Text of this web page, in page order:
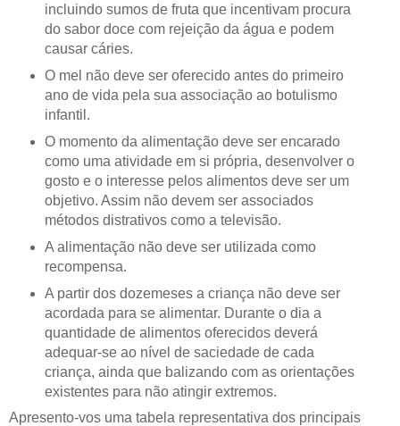
incluindo sumos de fruta que incentivam procura
do sabor doce com rejeição da água e podem
causar cáries.
O mel não deve ser oferecido antes do primeiro
ano de vida pela sua associação ao botulismo
infantil.
O momento da alimentação deve ser encarado
como uma atividade em si própria, desenvolver o
gosto e o interesse pelos alimentos deve ser um
objetivo. Assim não devem ser associados
métodos distrativos como a televisão.
A alimentação não deve ser utilizada como
recompensa.
A partir dos dozemeses a criança não deve ser
acordada para se alimentar. Durante o dia a
quantidade de alimentos oferecidos deverá
adequar-se ao nível de saciedade de cada
criança, ainda que balizando com as orientações
existentes para não atingir extremos.
Apresento-vos uma tabela representativa dos principais